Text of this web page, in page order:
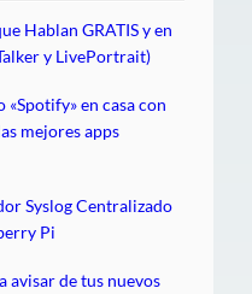
Hablan GRATIS y en
y LivePortrait)
en casa con
mejores apps
Syslog Centralizado
Pi
avisar de tus nuevos